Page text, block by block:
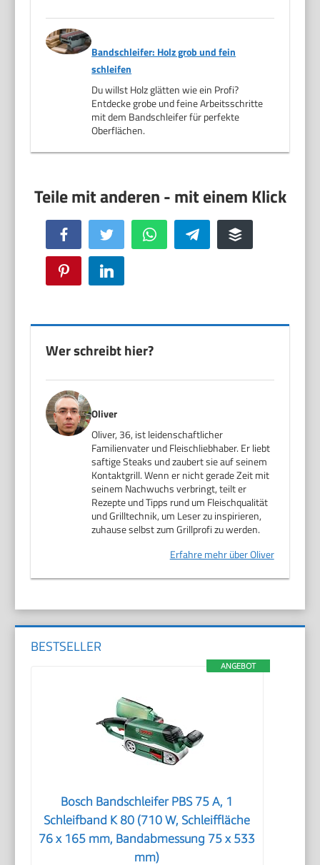
Bandschleifer: Holz grob und fein
schleifen
Du willst Holz glätten wie ein Profi?
Entdecke grobe und feine Arbeitsschritte
mit dem Bandschleifer für perfekte
Oberflächen.
Facebook Twitter WhatsApp Telegram Buffer
Pinterest LinkedIn
Wer schreibt hier?
Oliver
Oliver, 36, ist leidenschaftlicher
Familienvater und Fleischliebhaber. Er liebt
saftige Steaks und zaubert sie auf seinem
Kontaktgrill. Wenn er nicht gerade Zeit mit
seinem Nachwuchs verbringt, teilt er
Rezepte und Tipps rund um Fleischqualität
und Grilltechnik, um Leser zu inspirieren,
zuhause selbst zum Grillprofi zu werden.
Erfahre mehr über Oliver
BESTSELLER
ANGEBOT
Bosch Bandschleifer PBS 75 A, 1
Schleifband K 80 (710 W, Schleiffläche
76 x 165 mm, Bandabmessung 75 x 533
mm)